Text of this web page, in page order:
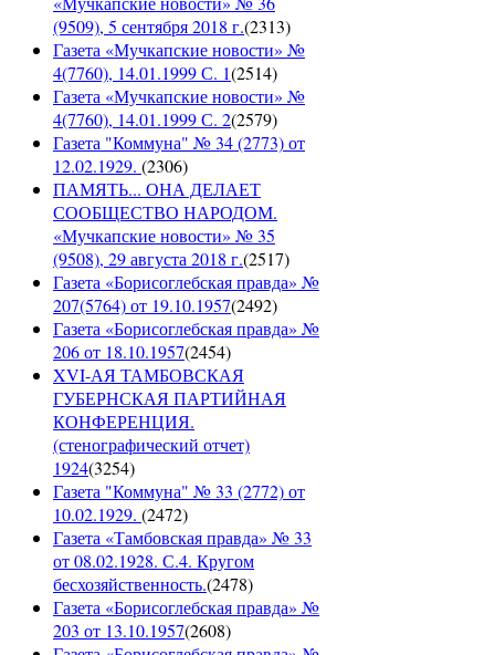
(9509), 5 сентября 2018 г.(2313)
Газета «Мучкапские новости» №
4(7760), 14.01.1999 С. 1(2514)
Газета «Мучкапские новости» №
4(7760), 14.01.1999 С. 2(2579)
Газета "Коммуна" № 34 (2773) от
12.02.1929. (2306)
ПАМЯТЬ... ОНА ДЕЛАЕТ
СООБЩЕСТВО НАРОДОМ.
«Мучкапские новости» № 35
(9508), 29 августа 2018 г.(2517)
Газета «Борисоглебская правда» №
207(5764) от 19.10.1957(2492)
Газета «Борисоглебская правда» №
206 от 18.10.1957(2454)
XVI-АЯ ТАМБОВСКАЯ
ГУБЕРНСКАЯ ПАРТИЙНАЯ
КОНФЕРЕНЦИЯ.
(стенографический отчет)
1924(3254)
Газета "Коммуна" № 33 (2772) от
10.02.1929. (2472)
Газета «Тамбовская правда» № 33
от 08.02.1928. С.4. Кругом
бесхозяйственность.(2478)
Газета «Борисоглебская правда» №
203 от 13.10.1957(2608)